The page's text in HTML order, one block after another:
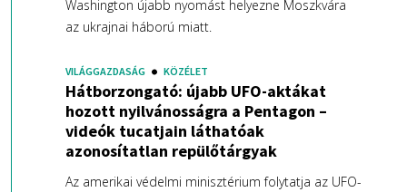
Washington újabb nyomást helyezne Moszkvára
az ukrajnai háború miatt.
VILÁGGAZDASÁG KÖZÉLET
Hátborzongató: újabb UFO-aktákat
hozott nyilvánosságra a Pentagon –
videók tucatjain láthatóak
azonosítatlan repülőtárgyak
Az amerikai védelmi minisztérium folytatja az UFO-